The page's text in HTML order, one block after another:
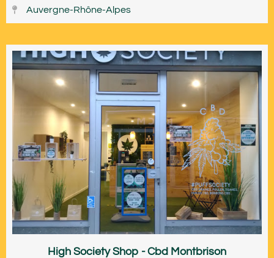
Auvergne-Rhône-Alpes
High Society Shop - Cbd Montbrison